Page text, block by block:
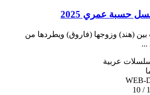
حسبة عمري 2025
بين (هند) وزوجها (فاروق) ويطردها من
...
عربية
WEB-